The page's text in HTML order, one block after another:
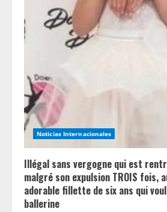
e
d
i
n
g
Noticias Internacionales
Illégal sans vergogne qui est
malgré son expulsion TROIS fois,
adorable fillette de six ans qui
ballerine